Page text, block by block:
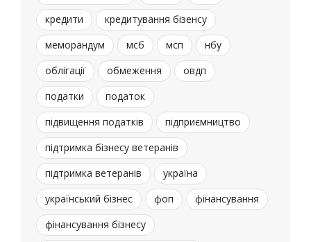
кредити
кредитування бізенсу
меморандум
мсб мсп
нбу
облігації
обмеження
овдп
податки
податок
підвищення податків
підприємництво
підтримка бізнесу ветеранів
підтримка ветеранів
україна
український бізнес
фоп
фінансування
фінансування бізнесу